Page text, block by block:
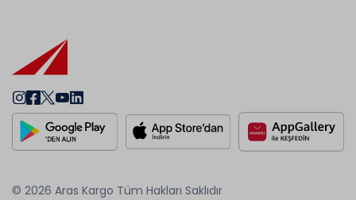
© 2026 Aras Kargo Tüm Hakları Saklıdır